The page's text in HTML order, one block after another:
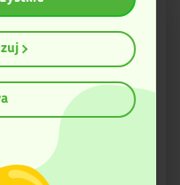
Twojej lokalizacji
aktywnie
je zbiory danych
jak Twoje osobiste dane
preferencje w
możesz zmienić lub
w celu poprawy